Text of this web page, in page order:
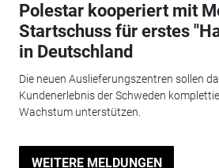
Polestar kooperiert mit
Startschuss für erstes
in Deutschland
Die neuen Auslieferungszentren sollen
Kundenerlebnis der Schweden
Wachstum unterstützen.
WEITERE MELDUNGEN